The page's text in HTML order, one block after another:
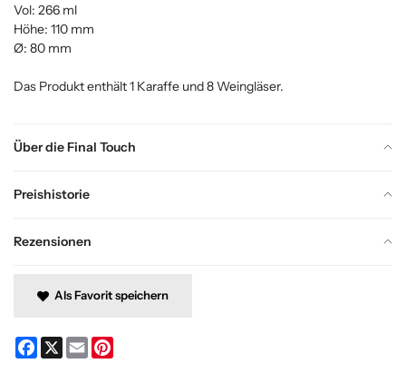
Über die Final Touch
Preishistorie
Rezensionen
Vol: 266 ml
Höhe: 110 mm
Ø: 80 mm
Das Produkt enthält 1 Karaffe und 8 Weingläser.
Als Favorit speichern
Facebook
X Email